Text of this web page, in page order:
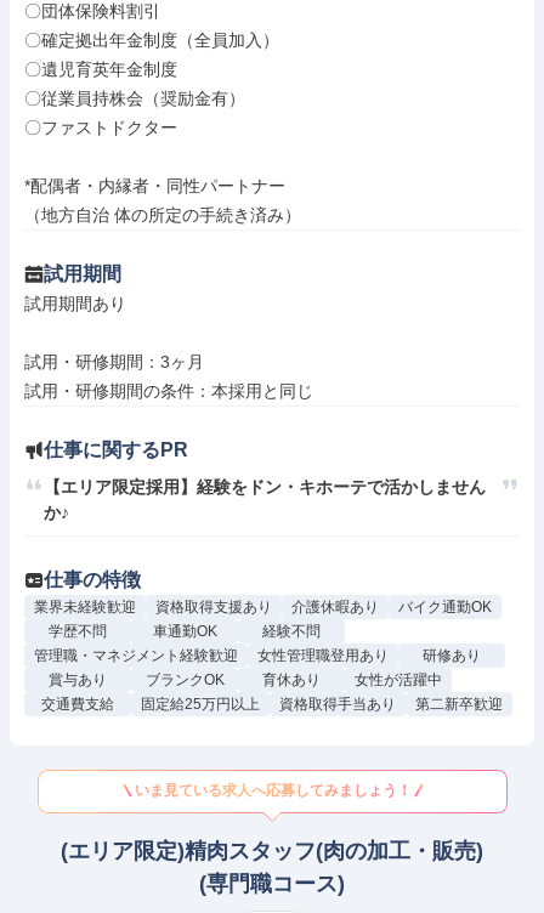
〇団体保険料割引
〇確定拠出年金制度（全員加入）
〇遺児育英年金制度
〇従業員持株会（奨励金有）
〇ファストドクター
*配偶者・内縁者・同性パートナー
（地方自治 体の所定の手続き済み）
試用期間
試用期間あり
試用・研修期間：3ヶ月
仕事に関するPR
【エリア限定採用】経験をドン・キホーテで活かしません
か♪
仕事の特徴
業界未経験歓迎 資格取得支援あり 介護休暇あり
バイク通勤OK
学歴不問
車通勤OK
経験不問
管理職・マネジメント経験歓迎
女性管理職登用あり
研修あり
賞与あり
ブランクOK 育休あり
女性が活躍中
交通費支給
固定給25万円以上 資格取得手当あり 第二新卒歓迎
いま見ている求人へ応募してみましょう！
(エリア限定)精肉スタッフ(肉の加工・販売)
(専門職コース)